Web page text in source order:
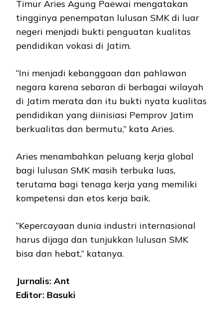
Timur Aries Agung Paewai mengatakan
tingginya penempatan lulusan SMK di luar
negeri menjadi bukti penguatan kualitas
pendidikan vokasi di Jatim.
“Ini menjadi kebanggaan dan pahlawan
negara karena sebaran di berbagai wilayah
di Jatim merata dan itu bukti nyata kualitas
pendidikan yang diinisiasi Pemprov Jatim
berkualitas dan bermutu,” kata Aries.
Aries menambahkan peluang kerja global
bagi lulusan SMK masih terbuka luas,
terutama bagi tenaga kerja yang memiliki
kompetensi dan etos kerja baik.
“Kepercayaan dunia industri internasional
harus dijaga dan tunjukkan lulusan SMK
bisa dan hebat,” katanya.
Jurnalis: Ant
Editor: Basuki